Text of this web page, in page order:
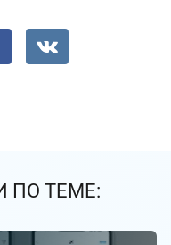
ПО ТЕМЕ: